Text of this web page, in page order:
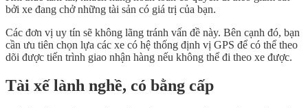
bởi xe đang chở những tài sản có giá trị của bạn.
Các đơn vị uy tín sẽ không lãng tránh vấn đề này. Bên cạnh đó, bạn
cần ưu tiên chọn lựa các xe có hệ thống định vị GPS để có thể theo
dõi được tiến trình giao nhận hàng nếu không thể đi theo xe được.
Tài xế lành nghề, có bằng cấp